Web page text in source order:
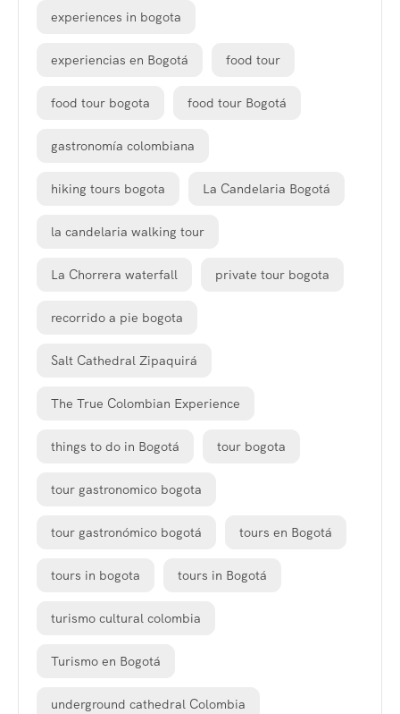
experiences in bogota
experiencias en Bogotá food tour
food tour bogota food tour Bogotá
gastronomía colombiana
hiking tours bogota La Candelaria Bogotá
la candelaria walking tour
La Chorrera waterfall private tour bogota
recorrido a pie bogota
Salt Cathedral Zipaquirá
The True Colombian Experience
things to do in Bogotá tour bogota
tour gastronomico bogota
tour gastronómico bogotá tours en Bogotá
tours in bogota tours in Bogotá
turismo cultural colombia
Turismo en Bogotá
underground cathedral Colombia